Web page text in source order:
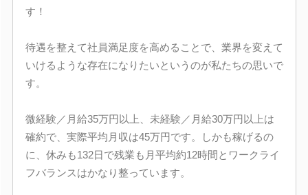
す！
待遇を整えて社員満足度を高めることで、業界を変えて
いけるような存在になりたいというのが私たちの思いで
す。
微経験／月給35万円以上、未経験／月給30万円以上は
確約で、実際平均月収は45万円です。しかも稼げるの
に、休みも132日で残業も月平均約12時間とワークライ
フバランスはかなり整っています。